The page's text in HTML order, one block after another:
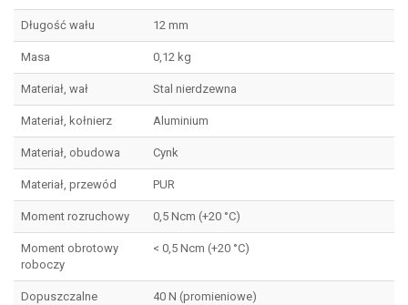
Długość wału 12 mm
Masa 0,12 kg
Materiał, wał Stal nierdzewna
Materiał, kołnierz Aluminium
Materiał, obudowa Cynk
Materiał, przewód PUR
Moment rozruchowy 0,5 Ncm (+20 °C)
Moment obrotowy
roboczy
< 0,5 Ncm (+20 °C)
Dopuszczalne
40 N (promieniowe)